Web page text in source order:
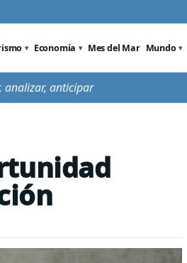
Economía Mes del Mar Mundo
analizar, anticipar